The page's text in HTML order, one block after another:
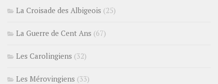
La Croisade des Albigeois (25)
La Guerre de Cent Ans (67)
Les Carolingiens (32)
Les Mérovingiens (33)